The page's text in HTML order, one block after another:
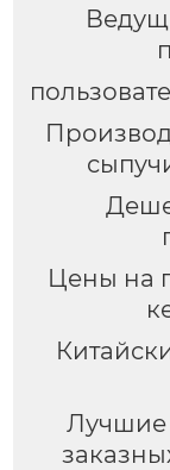
Цены на
Лучшие